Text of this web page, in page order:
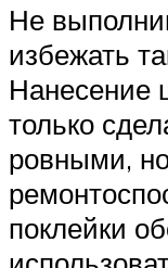
Не
избежать
Нанесение
только
ровными,
поклейки